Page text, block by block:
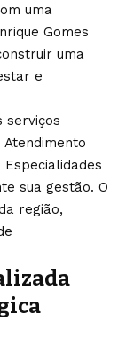
uma
Gomes
uma
e
serviços
Especialidades
sua gestão. O
região,